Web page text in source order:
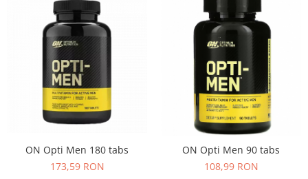
Nordic Naturals
NOW Foods
Olimp Sport Nutrition
Optimum Nutrition
PeScience
Power System
ON Opti Men 180 tabs
173,59 RON
ON Opti Men 90 tabs
108,99 RON